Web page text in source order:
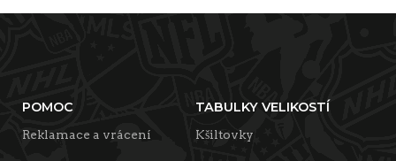
POMOC
Reklamace a vrácení
TABULKY VELIKOSTÍ
Kšiltovky